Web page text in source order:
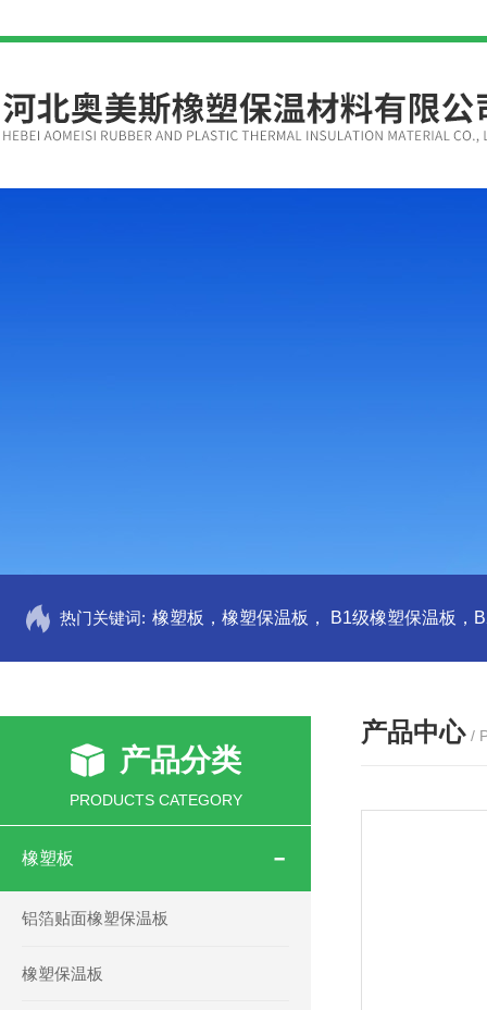
热门关键词:
产品分类
PRODUCTS CATEGORY
橡塑板
铝箔贴面橡塑保温板
橡塑保温板
产品中心 /